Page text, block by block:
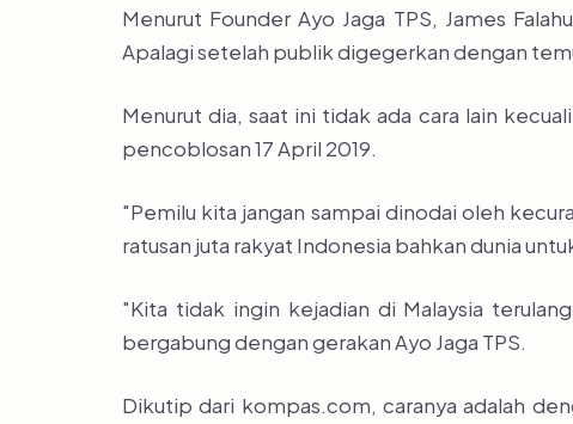
Menurut Founder Ayo Jaga TPS, James
Apalagi setelah publik digegerkan dengan
Menurut dia, saat ini tidak ada cara lain
pencoblosan 17 April 2019.
"Pemilu kita jangan sampai dinodai oleh
ratusan juta rakyat Indonesia bahkan dunia
"Kita tidak ingin kejadian di Malaysia
bergabung dengan gerakan Ayo Jaga TPS.
Dikutip dari kompas.com, caranya adalah